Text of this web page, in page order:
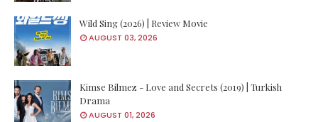
Wild Sing (2026) | Review Movie
AUGUST 03, 2026
Kimse Bilmez - Love and Secrets (2019) | Turkish
Drama
AUGUST 01, 2026